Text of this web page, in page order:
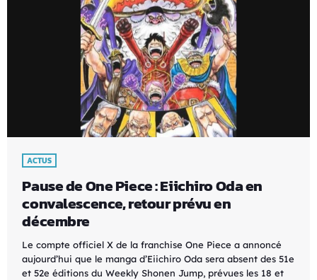
ACTUS
Pause de One Piece : Eiichiro Oda en
convalescence, retour prévu en
décembre
Le compte officiel X de la franchise One Piece a annoncé
aujourd’hui que le manga d’Eiichiro Oda sera absent des 51e
et 52e éditions du Weekly Shonen Jump, prévues les 18 et